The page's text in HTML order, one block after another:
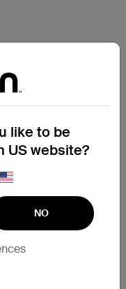
like to be
US website?
NO